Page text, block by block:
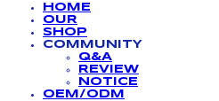
HOME
OUR
SHOP
COMMUNITY
Q&A
REVIEW
NOTICE
OEM/ODM